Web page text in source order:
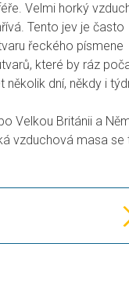
Velmi horký
Tento jev je často
řeckého písmene
které by ráz
dní, někdy i
Velkou Británii a
vzduchová masa se